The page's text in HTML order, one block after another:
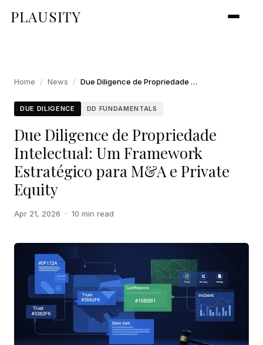
PLAUSITY
Home / News / Due Diligence de Propriedade Intelectual: Um Framework Estratégico para M&A e Private Equity
DUE DILIGENCE DD FUNDAMENTALS
Due Diligence de Propriedade
Intelectual: Um Framework
Estratégico para M&A e Private
Equity
Apr 21, 2026 · 10 min read